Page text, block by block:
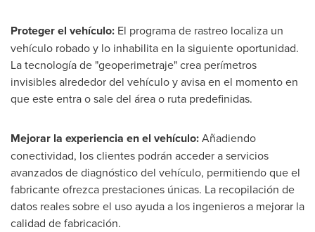
Proteger el vehículo: El programa de rastreo localiza un
vehículo robado y lo inhabilita en la siguiente oportunidad.
La tecnología de "geoperimetraje" crea perímetros
invisibles alrededor del vehículo y avisa en el momento en
que este entra o sale del área o ruta predefinidas.
Mejorar la experiencia en el vehículo:Añadiendo
conectividad, los clientes podrán acceder a servicios
avanzados de diagnóstico del vehículo, permitiendo que el
fabricante ofrezca prestaciones únicas. La recopilación de
datos reales sobre el uso ayuda a los ingenieros a mejorar la
calidad de fabricación.